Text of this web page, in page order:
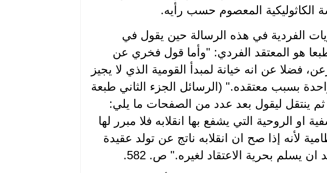
المعصوم حسب رأيه.
الفردية في هذه الرسالة حين يقول في
هو المعتقد الفردي: "وأما قول فخري عن
فضلا عن انه خيانة لمبدأ القومية الذي لا يجيز
بسبب معتقده." (الرسائل الجزء الثاني طبعة
– نيسان 1979) ص. 579. ثم ينتقل ليقول بعد عدد من الصفحات ما يلي:
او الروحية التي يشفع بها انقلابه فلا مبرر لها
لأنه إذا صح ان انقلابه ناتج عن تولد عقيدة
يسلم بحرية الاعتقاد لغيره." ص. 582.